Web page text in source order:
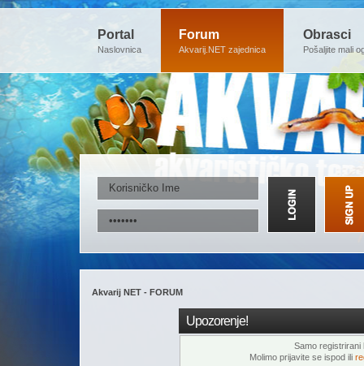
Portal
Naslovnica
Forum
Akvarij.NET zajednica
Obrasci
Pošaljite mali
Akvarij NET - FORUM
Upozorenje!
Samo registrirani
Molimo prijavite se ispod ili